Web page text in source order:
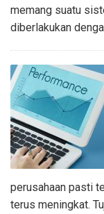
memang suatu
diberlakukan
perusahaan pasti
terus meningkat.